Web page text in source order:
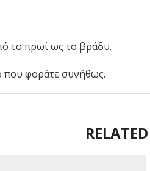
το πρωί ως το βράδυ.
που φοράτε συνήθως.